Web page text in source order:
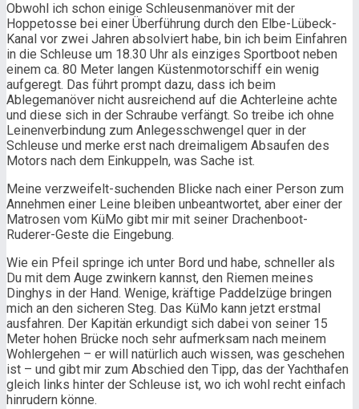
Obwohl ich schon einige Schleusenmanöver mit der
Hoppetosse bei einer Überführung durch den Elbe-Lübeck-
Kanal vor zwei Jahren absolviert habe, bin ich beim Einfahren
in die Schleuse um 18.30 Uhr als einziges Sportboot neben
einem ca. 80 Meter langen Küstenmotorschiff ein wenig
aufgeregt. Das führt prompt dazu, dass ich beim
Ablegemanöver nicht ausreichend auf die Achterleine achte
und diese sich in der Schraube verfängt. So treibe ich ohne
Leinenverbindung zum Anlegesschwengel quer in der
Schleuse und merke erst nach dreimaligem Absaufen des
Motors nach dem Einkuppeln, was Sache ist.
Meine verzweifelt-suchenden Blicke nach einer Person zum
Annehmen einer Leine bleiben unbeantwortet, aber einer der
Matrosen vom KüMo gibt mir mit seiner Drachenboot-
Ruderer-Geste die Eingebung.
Wie ein Pfeil springe ich unter Bord und habe, schneller als
Du mit dem Auge zwinkern kannst, den Riemen meines
Dinghys in der Hand. Wenige, kräftige Paddelzüge bringen
mich an den sicheren Steg. Das KüMo kann jetzt erstmal
ausfahren. Der Kapitän erkundigt sich dabei von seiner 15
Meter hohen Brücke noch sehr aufmerksam nach meinem
Wohlergehen – er will natürlich auch wissen, was geschehen
ist – und gibt mir zum Abschied den Tipp, das der Yachthafen
gleich links hinter der Schleuse ist, wo ich wohl recht einfach
hinrudern könne.